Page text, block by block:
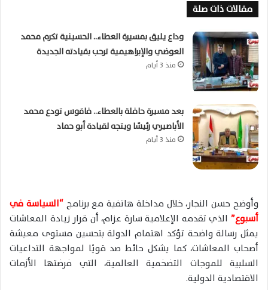
مقالات ذات صلة
وداع يليق بمسيرة العطاء.. الحسينية تكرم محمد
العوضي والإبراهيمية ترحب بقيادته الجديدة
منذ 3 أيام
بعد مسيرة حافلة بالعطاء.. فاقوس تودع محمد
الأباصيري رئيسًا ويتجه لقيادة أبو حماد
منذ 3 أيام
وأوضح حسن النجار، خلال مداخلة هاتفية مع برنامج“السياسة في
أسبوع” الذي تقدمه الإعلامية سارة عزام، أن قرار زيادة المعاشات
يمثل رسالة واضحة تؤكد اهتمام الدولة بتحسين مستوى معيشة
أصحاب المعاشات، كما يشكل حائط صد قويًا لمواجهة التداعيات
السلبية للموجات التضخمية العالمية، التي فرضتها الأزمات
الاقتصادية الدولية.